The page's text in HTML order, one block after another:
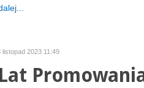
listopad 2023 11:49